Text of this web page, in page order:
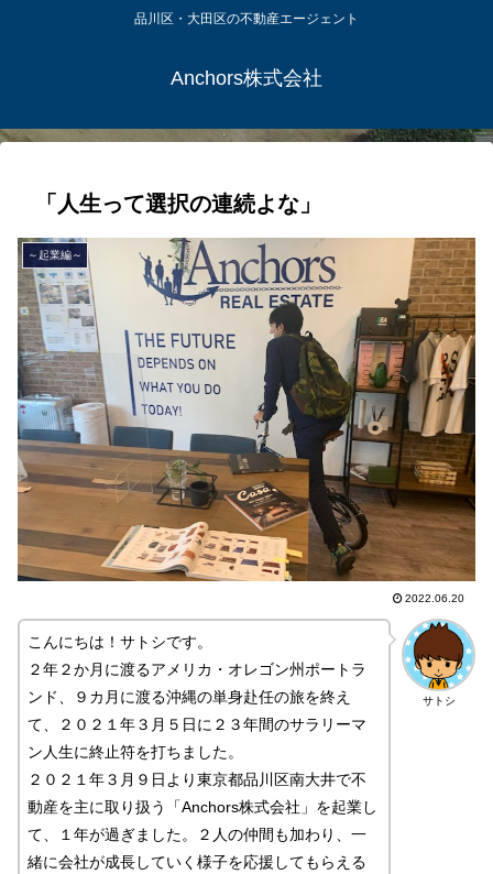
品川区・大田区の不動産エージェント
Anchors株式会社
「人生って選択の連続よな」
～起業編～
2022.06.20
サトシ
こんにちは！サトシです。
２年２か月に渡るアメリカ・オレゴン州ポートラ
ンド、９カ月に渡る沖縄の単身赴任の旅を終え
て、２０２１年３月５日に２３年間のサラリーマ
ン人生に終止符を打ちました。
２０２１年３月９日より東京都品川区南大井で不
動産を主に取り扱う「Anchors株式会社」を起業し
て、１年が過ぎました。２人の仲間も加わり、一
緒に会社が成長していく様子を応援してもらえる